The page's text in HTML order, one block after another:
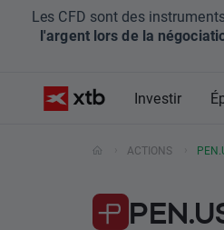
Les CFD sont des
l'argent lors de la
Investir
ACTIONS